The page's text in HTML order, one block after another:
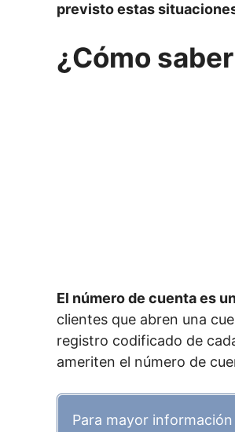
previsto estas
¿Cómo
El número de cuenta es
clientes que abren una
registro codificado de
ameriten el número de
Para mayor